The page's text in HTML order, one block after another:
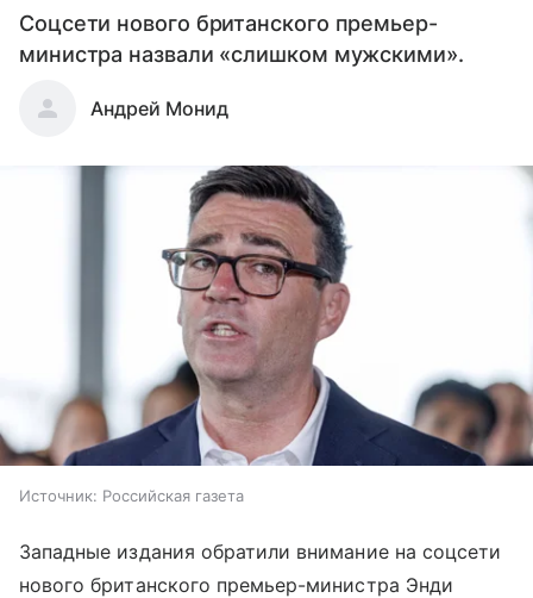
Соцсети нового британского премьер-
министра назвали «слишком мужскими».
Андрей Монид
Источник: Российская газета
Западные издания обратили внимание на соцсети
нового британского премьер-министра Энди